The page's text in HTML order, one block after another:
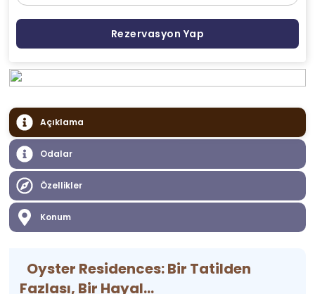
Rezervasyon Yap
Açıklama
Odalar
Özellikler
Konum
Oyster Residences: Bir Tatilden
Fazlası, Bir Hayal...